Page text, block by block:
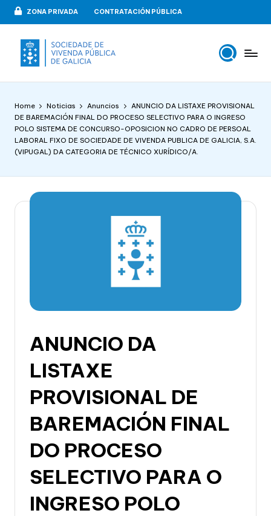
Skip
content
ZONA PRIVADA CONTRATACIÓN PÚBLICA
v
e
n
d
a
G
Home Noticias Anuncios
ANUNCIO DA LISTAXE PROVISIONAL
DE BAREMACIÓN FINAL DO PROCESO SELECTIVO PARA O INGRESO
POLO SISTEMA DE CONCURSO-OPOSICION NO CADRO DE PERSOAL
LABORAL FIXO DE SOCIEDADE DE VIVENDA PUBLICA DE GALICIA, S.A.
(VIPUGAL) DA CATEGORIA DE TÉCNICO XURÍDICO/A.
ANUNCIO DA
LISTAXE
PROVISIONAL DE
BAREMACIÓN FINAL
DO PROCESO
SELECTIVO PARA O
INGRESO POLO